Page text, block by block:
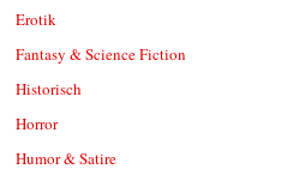
Erotik
Fantasy & Science Fiction
Historisch
Horror
Humor & Satire